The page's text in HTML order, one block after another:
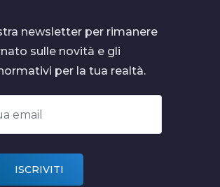
newsletter per rimanere
sulle novità e gli
per la tua realtà.